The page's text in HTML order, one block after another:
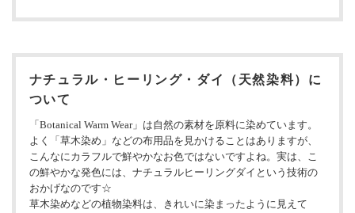
ナチュラル・ヒーリング・ダイ（天然染料）に
ついて
「Botanical Warm Wear」は自然の素材を原料に染めています。
よく「草木染め」などの布用品を見かけることはありますが、
こんなにカラフルで鮮やかなお色ではないですよね。実は、こ
の鮮やかな発色には、ナチュラルヒーリングダイという技術の
おかげなのです☆
草木染めなどの植物染料は、きれいに染まったように見えて